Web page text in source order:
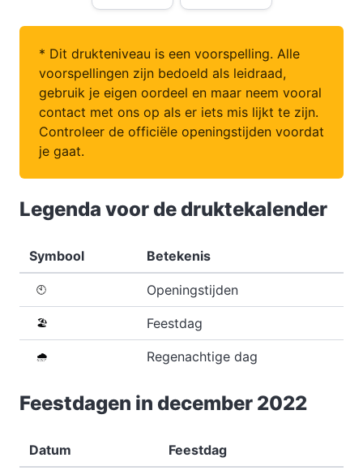
* Dit drukteniveau is een voorspelling. Alle
voorspellingen zijn bedoeld als leidraad,
gebruik je eigen oordeel en maar neem vooral
contact met ons op als er iets mis lijkt te zijn.
Controleer de officiële openingstijden voordat
je gaat.
Legenda voor de druktekalender
Symbool Betekenis
🕙 Openingstijden
🏖️ Feestdag
🌧️ Regenachtige dag
Feestdagen in december 2022
Datum Feestdag